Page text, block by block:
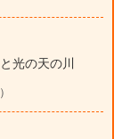
光の天の川